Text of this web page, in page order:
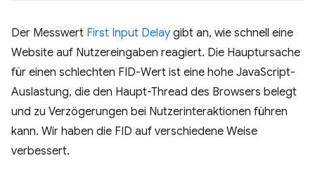
Der Messwert First Input Delay gibt an, wie schnell eine
Website auf Nutzereingaben reagiert. Die Hauptursache
für einen schlechten FID-Wert ist eine hohe JavaScript-
Auslastung, die den Haupt-Thread des Browsers belegt
und zu Verzögerungen bei Nutzerinteraktionen führen
kann. Wir haben die FID auf verschiedene Weise
verbessert.